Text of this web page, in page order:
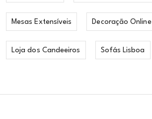
Mesas Extensíveis Decoração Online
Loja dos Candeeiros Sofás Lisboa